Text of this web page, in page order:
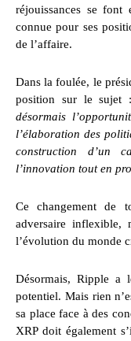
réjouissances se font
connue pour ses
de l’affaire.
Dans la foulée, le
position sur le
désormais
l’élaboration des
construction d’un
l’innovation tout en
Ce changement de
adversaire inflexible,
l’évolution du monde
Désormais, Ripple a
potentiel. Mais rien
sa place face à des
XRP doit également